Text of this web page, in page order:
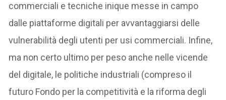
commerciali e tecniche inique messe in campo
dalle piattaforme digitali per avvantaggiarsi delle
vulnerabilità degli utenti per usi commerciali. Infine,
ma non certo ultimo per peso anche nelle vicende
del digitale, le politiche industriali (compreso il
futuro Fondo per la competitività e la riforma degli